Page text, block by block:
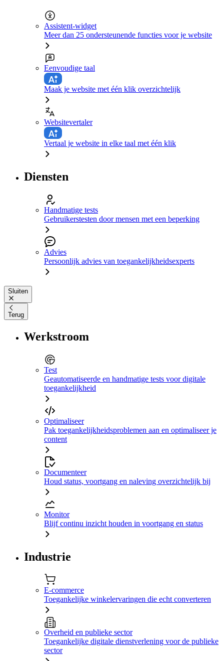
Assistent-widget
Meer dan 25 ondersteunende functies voor je website
Eenvoudige taal
Maak je website met één klik overzichtelijk
Websitevertaler
Vertaal je website in elke taal met één klik
Diensten
Handmatige tests
Gebruikerstesten door mensen met een beperking
Advies
Persoonlijk advies van toegankelijkheidsexperts
Sluiten
Terug
Werkstroom
Test
Geautomatiseerde en handmatige tests voor digitale
toegankelijkheid
Optimaliseer
Pak toegankelijkheidsproblemen aan en optimaliseer je
content
Documenteer
Houd status, voortgang en naleving overzichtelijk bij
Monitor
Blijf continu inzicht houden in voortgang en status
Industrie
E-commerce
Toegankelijke winkelervaringen die echt converteren
Overheid en publieke sector
Toegankelijke digitale dienstverlening voor de publieke
sector